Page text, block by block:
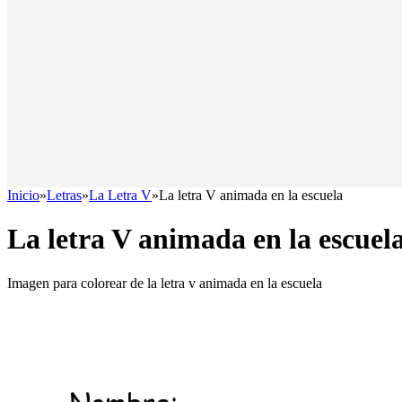
Inicio»Letras»La Letra V»La letra V animada en la escuela
La letra V animada en la
Imagen para colorear de la letra v animada en la escuela